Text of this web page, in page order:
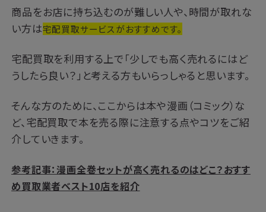
商品をお店に持ち込むのが難しい人や、時間が取れな
い方は宅配買取サービスがおすすめです。
宅配買取を利用する上で「少しでも高く売れるにはど
うしたら良い？」と考える方もいらっしゃると思います。
そんな方のために、ここからは本や漫画（コミック）な
ど、宅配買取で本を売る際に注意する点やコツをご紹
介していきます。
参考記事：漫画全巻セットが高く売れるのはどこ？おすす
め買取業者ベスト10店を紹介